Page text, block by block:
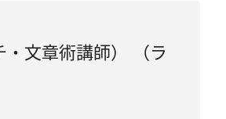
文章術講師） （ラ